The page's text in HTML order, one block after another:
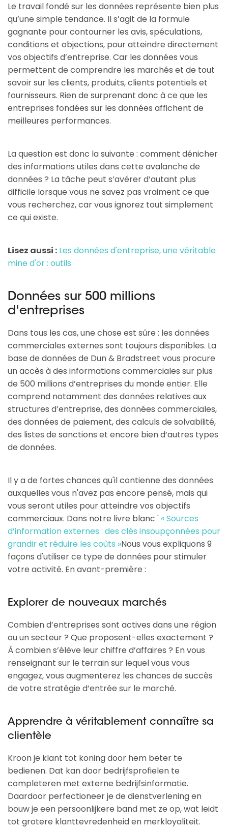
Le travail fondé sur les données représente bien plus
qu’une simple tendance. Il s’agit de la formule
gagnante pour contourner les avis, spéculations,
conditions et objections, pour atteindre directement
vos objectifs d’entreprise. Car les données vous
permettent de comprendre les marchés et de tout
savoir sur les clients, produits, clients potentiels et
fournisseurs. Rien de surprenant donc à ce que les
entreprises fondées sur les données affichent de
meilleures performances.
La question est donc la suivante : comment dénicher
des informations utiles dans cette avalanche de
données ? La tâche peut s’avérer d’autant plus
difficile lorsque vous ne savez pas vraiment ce que
vous recherchez, car vous ignorez tout simplement
ce qui existe.
Lisez aussi : Les données d'entreprise, une véritable
mine d'or : outils
Données sur 500 millions
d'entreprises
Dans tous les cas, une chose est sûre : les données
commerciales externes sont toujours disponibles. La
base de données de Dun & Bradstreet vous procure
un accès à des informations commerciales sur plus
de 500 millions d’entreprises du monde entier. Elle
comprend notamment des données relatives aux
structures d’entreprise, des données commerciales,
des données de paiement, des calculs de solvabilité,
des listes de sanctions et encore bien d’autres types
de données.
Il y a de fortes chances qu'il contienne des données
auxquelles vous n'avez pas encore pensé, mais qui
vous seront utiles pour atteindre vos objectifs
commerciaux. Dans notre livre blanc ' « Sources
d’information externes : des clés insoupçonnées pour
grandir et réduire les coûts »Nous vous expliquons 9
façons d'utiliser ce type de données pour stimuler
votre activité. En avant-première :
Explorer de nouveaux marchés
Combien d’entreprises sont actives dans une région
ou un secteur ? Que proposent-elles exactement ?
À combien s’élève leur chiffre d’affaires ? En vous
renseignant sur le terrain sur lequel vous vous
engagez, vous augmenterez les chances de succès
de votre stratégie d’entrée sur le marché.
Apprendre à véritablement connaître sa
clientèle
Kroon je klant tot koning door hem beter te
bedienen. Dat kan door bedrijfsprofielen te
completeren met externe bedrijfsinformatie.
Daardoor perfectioneer je de dienstverlening en
bouw je een persoonlijkere band met ze op, wat leidt
tot grotere klanttevredenheid en merkloyaliteit.